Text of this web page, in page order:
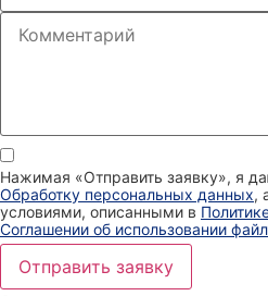
Нажимая «Отправить заявку», я
Обработку персональных данных,
условиями, описанными в
Соглашении об использовании
Отправить заявку